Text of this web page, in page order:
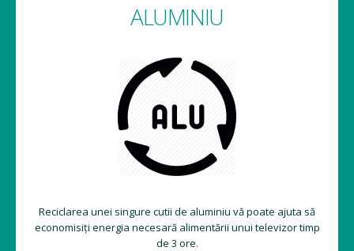
ALUMINIU
Reciclarea unei singure cutii de aluminiu vă poate ajuta să
economisiți energia necesară alimentării unui televizor timp
de 3 ore.